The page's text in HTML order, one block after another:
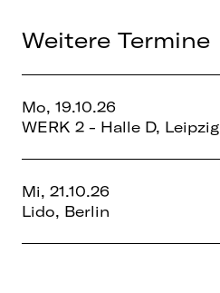
Weitere Termine
Mo, 19.10.26
WERK 2 - Halle D, Leipzig
Mi, 21.10.26
Lido, Berlin